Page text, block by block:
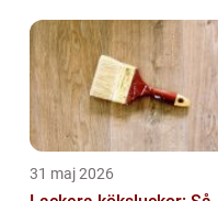
31 maj 2026